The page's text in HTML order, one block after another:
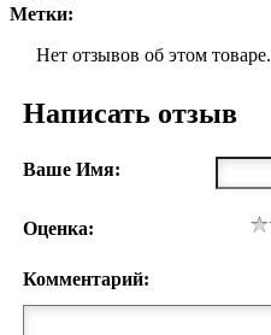
Метки:
Нет отзывов об этом товаре.
Написать отзыв
Ваше Имя:
Оценка:
Комментарий: